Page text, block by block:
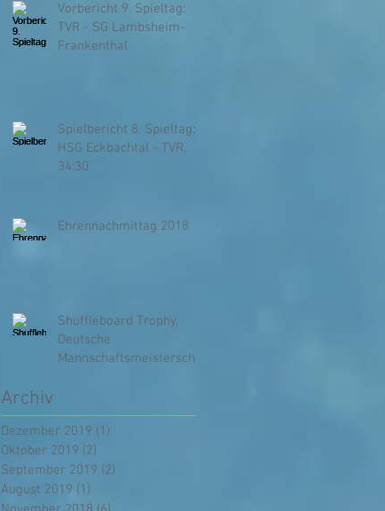
Vorbericht 9. Spieltag:
TVR - SG Lambsheim-
Frankenthal
Spielbericht 8. Spieltag;
HSG Eckbachtal - TVR,
34:30
Ehrennachmittag 2018
Shuffleboard Trophy,
Deutsche
Mannschaftsmeisterschaf
Archiv
Dezember 2019 (1)
Oktober 2019 (2)
September 2019 (2)
August 2019 (1)